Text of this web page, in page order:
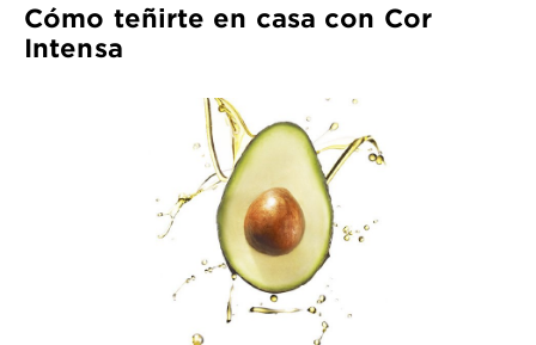
Cómo teñirte en casa con Cor
Intensa